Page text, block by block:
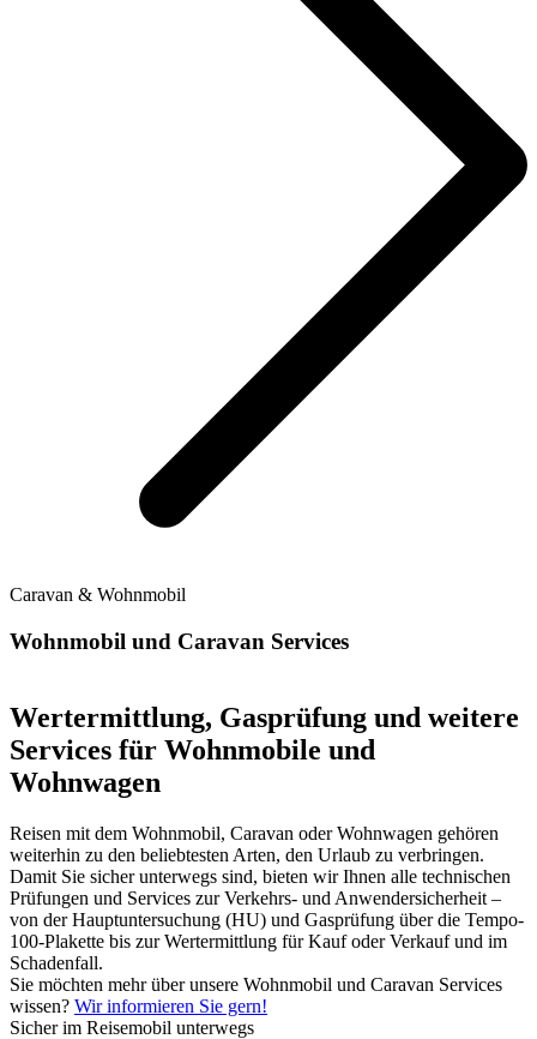
Caravan & Wohnmobil
Wohnmobil und Caravan Services
Wertermittlung, Gasprüfung und weitere
Services für Wohnmobile und
Wohnwagen
Reisen mit dem Wohnmobil, Caravan oder Wohnwagen gehören
weiterhin zu den beliebtesten Arten, den Urlaub zu verbringen.
Damit Sie sicher unterwegs sind, bieten wir Ihnen alle technischen
Prüfungen und Services zur Verkehrs- und Anwendersicherheit –
von der Hauptuntersuchung (HU) und Gasprüfung über die Tempo-
100-Plakette bis zur Wertermittlung für Kauf oder Verkauf und im
Schadenfall.
Sie möchten mehr über unsere Wohnmobil und Caravan Services
wissen? Wir informieren Sie gern!
Sicher im Reisemobil unterwegs